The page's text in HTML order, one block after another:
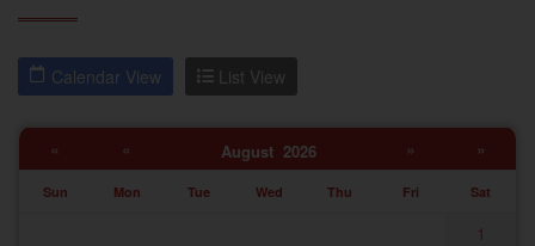
Calendar View List View
« « August 2026 » »
Sun Mon Tue Wed Thu Fri Sat
1